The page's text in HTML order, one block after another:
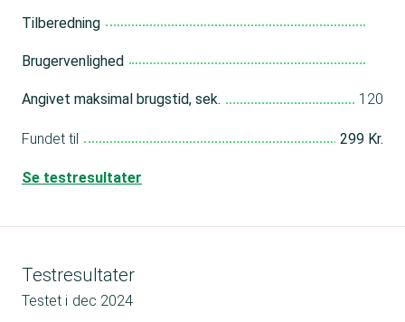
Tilberedning
Brugervenlighed
Angivet maksimal brugstid, sek. 120
Fundet til 299 Kr.
Se testresultater
Testresultater
Testet i dec 2024